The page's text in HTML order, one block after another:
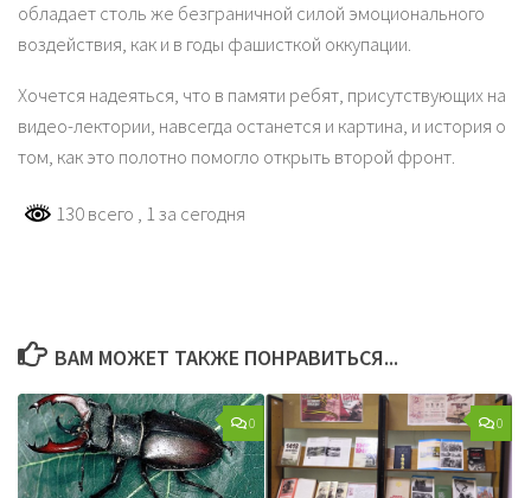
обладает столь же безграничной силой эмоционального
воздействия, как и в годы фашисткой оккупации.
Хочется надеяться, что в памяти ребят, присутствующих на
видео-лектории, навсегда останется и картина, и история о
том, как это полотно помогло открыть второй фронт.
130 всего , 1 за сегодня
ВАМ МОЖЕТ ТАКЖЕ ПОНРАВИТЬСЯ...
0 0